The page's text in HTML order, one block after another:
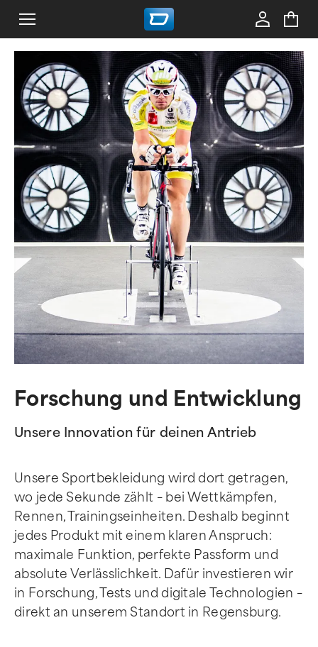
Forschung und Entwicklung
Unsere Innovation für deinen Antrieb
Unsere Sportbekleidung wird dort getragen,
wo jede Sekunde zählt – bei Wettkämpfen,
Rennen, Trainingseinheiten. Deshalb beginnt
jedes Produkt mit einem klaren Anspruch:
maximale Funktion, perfekte Passform und
absolute Verlässlichkeit. Dafür investieren wir
in Forschung, Tests und digitale Technologien –
direkt an unserem Standort in Regensburg.